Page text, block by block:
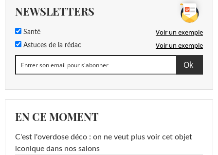
NEWSLETTERS
Santé Voir un exemple
Astuces de la rédac Voir un exemple
EN CE MOMENT
C'est l'overdose déco : on ne veut plus voir cet objet
iconique dans nos salons